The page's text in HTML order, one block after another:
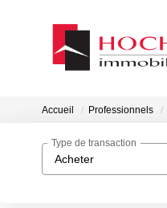
Accueil Professionnels
Acheter
Type de transaction